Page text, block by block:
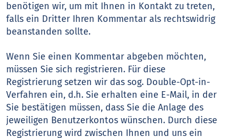
benötigen wir, um mit Ihnen in Kontakt zu treten,
falls ein Dritter Ihren Kommentar als rechtswidrig
beanstanden sollte.
Wenn Sie einen Kommentar abgeben möchten,
müssen Sie sich registrieren. Für diese
Registrierung setzen wir das sog. Double-Opt-in-
Verfahren ein, d.h. Sie erhalten eine E-Mail, in der
Sie bestätigen müssen, dass Sie die Anlage des
jeweiligen Benutzerkontos wünschen. Durch diese
Registrierung wird zwischen Ihnen und uns ein